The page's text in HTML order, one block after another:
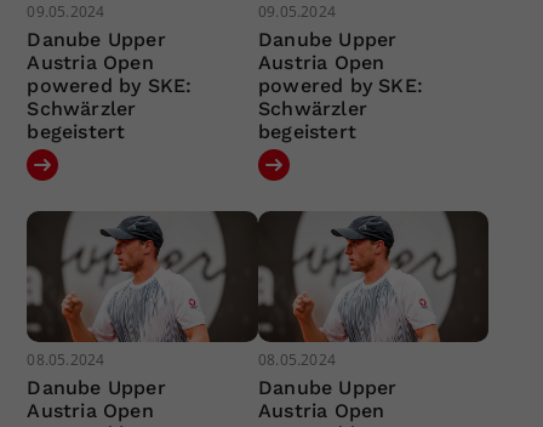
09.05.2024
Danube Upper
Austria Open
powered by SKE:
Schwärzler
begeistert
09.05.2024
Danube Upper
Austria Open
powered by SKE:
Schwärzler
begeistert
08.05.2024
Danube Upper
Austria Open
08.05.2024
Danube Upper
Austria Open